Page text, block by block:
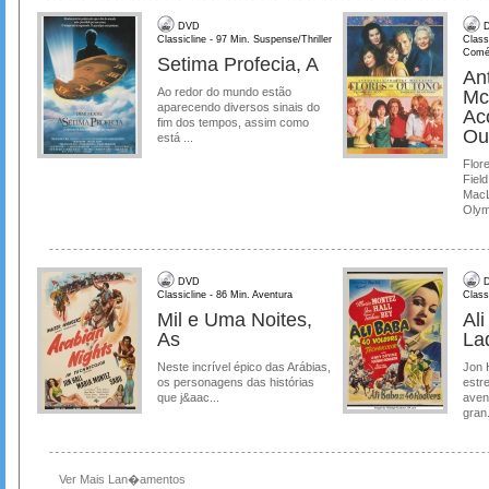
DVD
Classicline - 97 Min. Suspense/Thriller
Setima Profecia, A
Ao redor do mundo estão
aparecendo diversos sinais do
fim dos tempos, assim como
está ...
DVD
Classicline - 86 Min. Aventura
Mil e Uma Noites,
As
Neste incrível épico das Arábias,
os personagens das histórias
que j&aac...
Ali
Jon
Ver Mais Lan�amentos